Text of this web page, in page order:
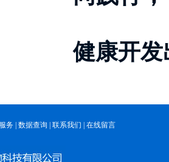
健康开
务 数据查询 联系我们 在线留言